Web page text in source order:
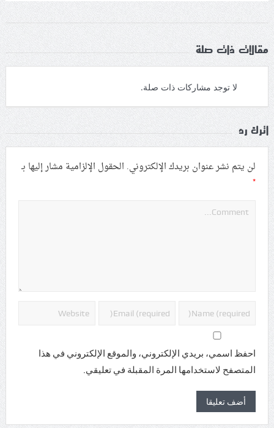
مقالات ذات صلة
لا توجد مشاركات ذات صلة.
اترك رد
لن يتم نشر عنوان بريدك الإلكتروني. الحقول الإلزامية مشار إليها بـ
*
احفظ اسمي، بريدي الإلكتروني، والموقع الإلكتروني في هذا
المتصفح لاستخدامها المرة المقبلة في تعليقي.